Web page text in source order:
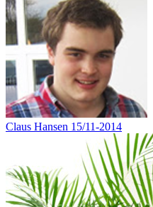
Claus Hansen 15/11-2014